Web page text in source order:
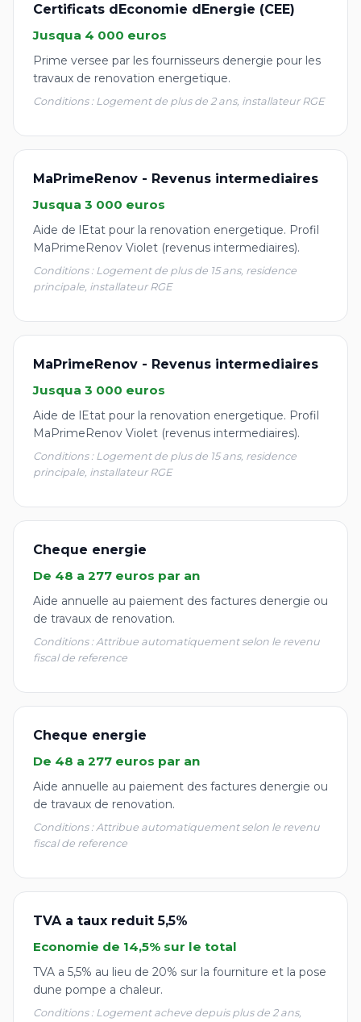
Certificats dEconomie dEnergie (CEE)
Jusqua 4 000 euros
Prime versee par les fournisseurs denergie pour les
travaux de renovation energetique.
Conditions : Logement de plus de 2 ans, installateur RGE
MaPrimeRenov - Revenus intermediaires
Jusqua 3 000 euros
Aide de lEtat pour la renovation energetique. Profil
MaPrimeRenov Violet (revenus intermediaires).
Conditions : Logement de plus de 15 ans, residence
principale, installateur RGE
MaPrimeRenov - Revenus intermediaires
Jusqua 3 000 euros
Aide de lEtat pour la renovation energetique. Profil
MaPrimeRenov Violet (revenus intermediaires).
Conditions : Logement de plus de 15 ans, residence
principale, installateur RGE
Cheque energie
De 48 a 277 euros par an
Aide annuelle au paiement des factures denergie ou
de travaux de renovation.
Conditions : Attribue automatiquement selon le revenu
fiscal de reference
Cheque energie
De 48 a 277 euros par an
Aide annuelle au paiement des factures denergie ou
de travaux de renovation.
Conditions : Attribue automatiquement selon le revenu
fiscal de reference
TVA a taux reduit 5,5%
Economie de 14,5% sur le total
TVA a 5,5% au lieu de 20% sur la fourniture et la pose
dune pompe a chaleur.
Conditions : Logement acheve depuis plus de 2 ans,